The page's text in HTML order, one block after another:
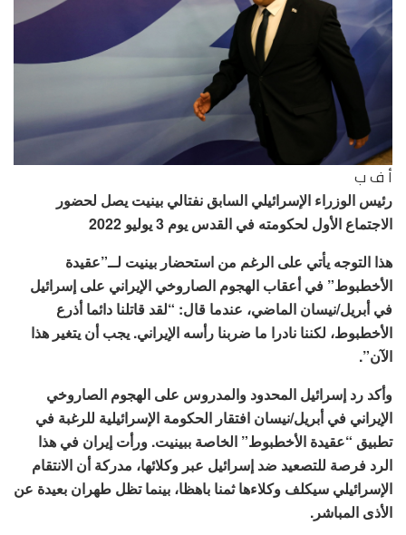
أ ف ب
رئيس الوزراء الإسرائيلي السابق نفتالي بينيت يصل لحضور
الاجتماع الأول لحكومته في القدس يوم 3 يوليو 2022
هذا التوجه يأتي على الرغم من استحضار بينيت لــ”عقيدة
الأخطبوط” في أعقاب الهجوم الصاروخي الإيراني على إسرائيل
في أبريل/نيسان الماضي، عندما قال: “لقد قاتلنا دائما أذرع
الأخطبوط، لكننا نادرا ما ضربنا رأسه الإيراني. يجب أن يتغير هذا
الآن”.
وأكد رد إسرائيل المحدود والمدروس على الهجوم الصاروخي
الإيراني في أبريل/نيسان افتقار الحكومة الإسرائيلية للرغبة في
تطبيق “عقيدة الأخطبوط” الخاصة ببينيت. ورأت إيران في هذا
الرد فرصة للتصعيد ضد إسرائيل عبر وكلائها، مدركة أن الانتقام
الإسرائيلي سيكلف وكلاءها ثمنا باهظا، بينما تظل طهران بعيدة عن
الأذى المباشر.